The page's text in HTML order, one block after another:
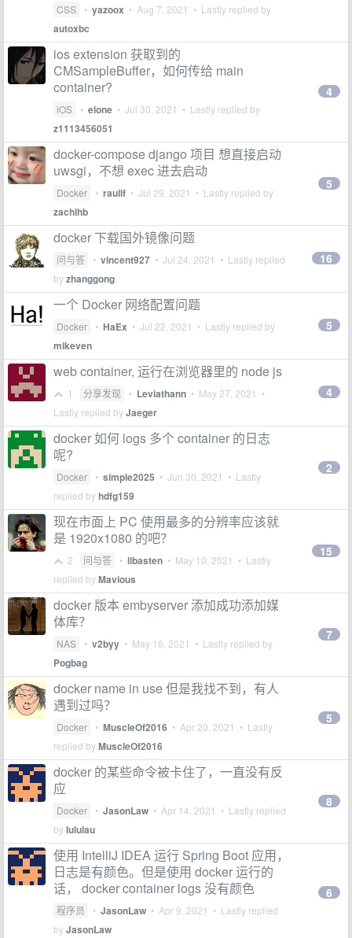
CSS • yazoox • Aug 7, 2021 • Lastly replied by
autoxbc
ios extension 获取到的
CMSampleBuffer，如何传给 main
container?
iOS • elone • Jul 30, 2021 • Lastly replied by
z1113456051
4
docker-compose django 项目 想直接启动
uwsgi，不想 exec 进去启动
Docker • raullf • Jul 29, 2021 • Lastly replied by
zachlhb
5
docker 下载国外镜像问题
问与答 • vincent927 • Jul 24, 2021 • Lastly replied
byzhanggong
16
一个 Docker 网络配置问题
Docker • HaEx • Jul 22, 2021 • Lastly replied by
mikeven
5
web container, 运行在浏览器里的 node js
1 分享发现 • Leviathann • May 27, 2021 •
Lastly replied byJaeger
4
docker 如何 logs 多个 container 的日志
呢?
Docker • simple2025 • Jun 30, 2021 • Lastly
replied byhdfg159
2
现在市面上 PC 使用最多的分辨率应该就
是 1920x1080 的吧？
2 问与答 • libasten • May 10, 2021 • Lastly
replied byMavious
15
docker 版本 embyserver 添加成功添加媒
体库？
NAS • v2byy • May 16, 2021 • Lastly replied by
Pogbag
7
docker name in use 但是我找不到，有人
遇到过吗？
Docker • MuscleOf2016 • Apr 20, 2021 • Lastly
replied byMuscleOf2016
5
docker 的某些命令被卡住了，一直没有反
应
Docker • JasonLaw • Apr 14, 2021 • Lastly replied
bylululau
8
使用 IntelliJ IDEA 运行 Spring Boot 应用，
日志是有颜色。但是使用 docker 运行的
话， docker container logs 没有颜色
程序员 • JasonLaw • Apr 9, 2021 • Lastly replied
byJasonLaw
6